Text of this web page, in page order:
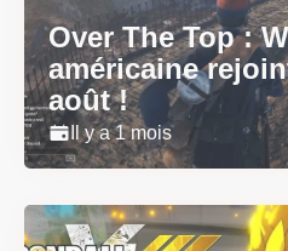
Over The Top :
américaine
août !
Il y a 1 mois